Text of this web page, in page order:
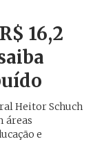
16,2
Heitor Schuch
áreas
e